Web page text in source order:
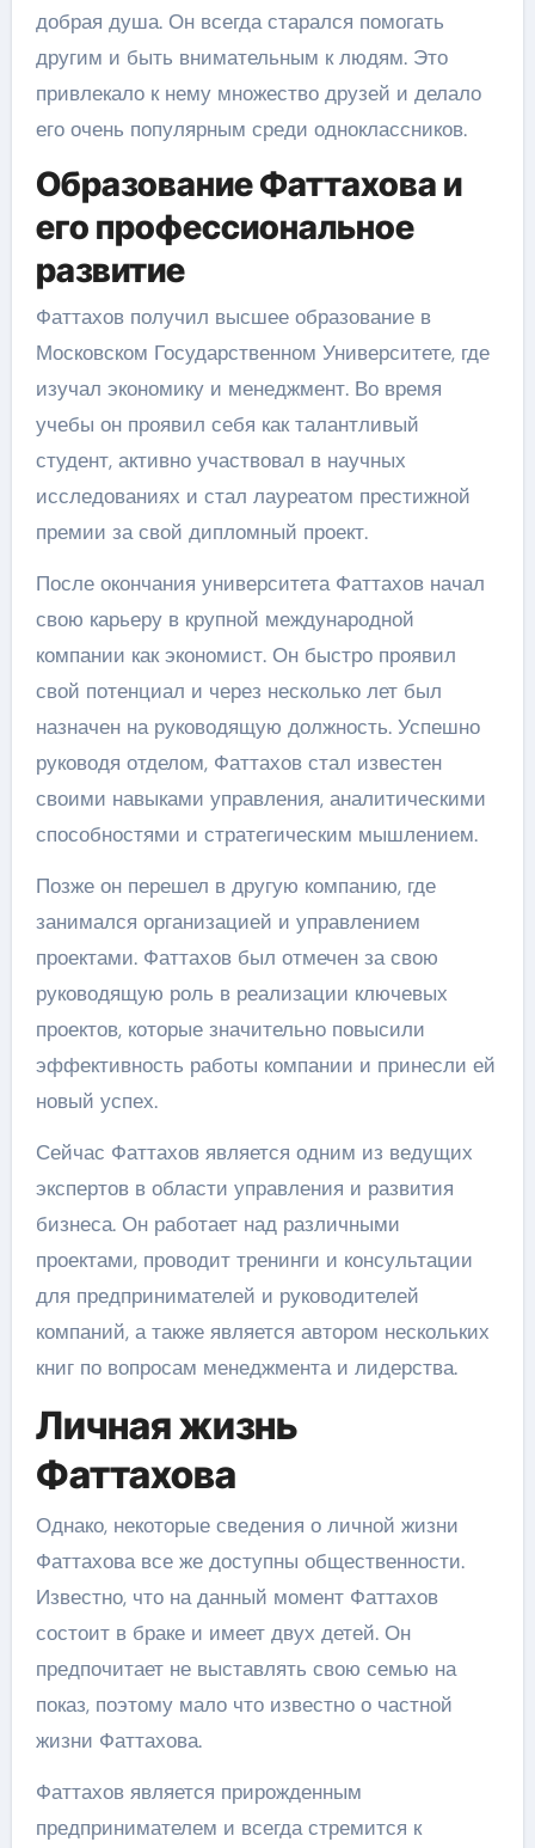
добрая душа. Он всегда старался помогать
другим и быть внимательным к людям. Это
привлекало к нему множество друзей и делало
его очень популярным среди одноклассников.
Образование Фаттахова и
его профессиональное
развитие
Фаттахов получил высшее образование в
Московском Государственном Университете, где
изучал экономику и менеджмент. Во время
учебы он проявил себя как талантливый
студент, активно участвовал в научных
исследованиях и стал лауреатом престижной
премии за свой дипломный проект.
После окончания университета Фаттахов начал
свою карьеру в крупной международной
компании как экономист. Он быстро проявил
свой потенциал и через несколько лет был
назначен на руководящую должность. Успешно
руководя отделом, Фаттахов стал известен
своими навыками управления, аналитическими
способностями и стратегическим мышлением.
Позже он перешел в другую компанию, где
занимался организацией и управлением
проектами. Фаттахов был отмечен за свою
руководящую роль в реализации ключевых
проектов, которые значительно повысили
эффективность работы компании и принесли ей
новый успех.
Сейчас Фаттахов является одним из ведущих
экспертов в области управления и развития
бизнеса. Он работает над различными
проектами, проводит тренинги и консультации
для предпринимателей и руководителей
компаний, а также является автором нескольких
книг по вопросам менеджмента и лидерства.
Личная жизнь
Фаттахова
Однако, некоторые сведения о личной жизни
Фаттахова все же доступны общественности.
Известно, что на данный момент Фаттахов
состоит в браке и имеет двух детей. Он
предпочитает не выставлять свою семью на
показ, поэтому мало что известно о частной
жизни Фаттахова.
Фаттахов является прирожденным
предпринимателем и всегда стремится к